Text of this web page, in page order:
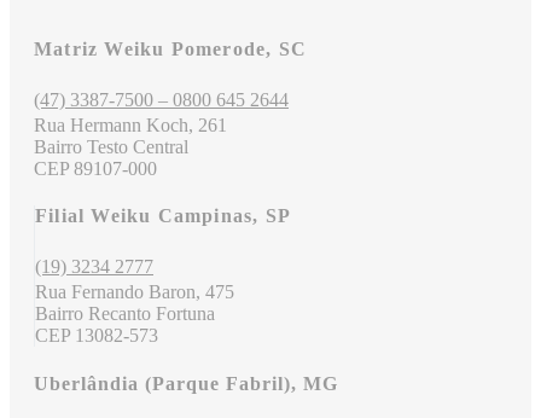
Matriz Weiku Pomerode, SC
(47) 3387-7500 – 0800 645 2644
Rua Hermann Koch, 261
Bairro Testo Central
CEP 89107-000
Filial Weiku Campinas, SP
(19) 3234 2777
Rua Fernando Baron, 475
Bairro Recanto Fortuna
CEP 13082-573
Uberlândia (Parque Fabril), MG